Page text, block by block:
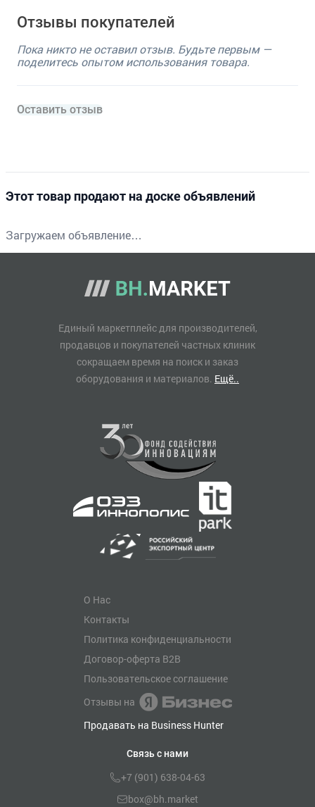
Отзывы покупателей
Пока никто не оставил отзыв. Будьте первым —
поделитесь опытом использования товара.
Оставить отзыв
Этот товар продают на доске объявлений
Загружаем объявление…
Единый маркетплейс для производителей,
продавцов и покупателей частных клиник
сокращаем время на поиск и заказ
оборудования и материалов. Ещё..
О Нас
Контакты
Политика конфиденциальности
Договор-оферта B2B
Пользовательское соглашение
Отзывы на
Продавать на Business Hunter
Связь с нами
+7 (901) 638-04-63
box@bh.market